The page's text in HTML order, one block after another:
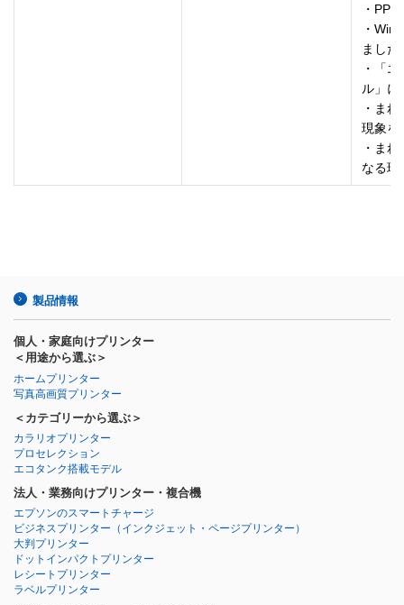
・PP-
・
ました
・「
ル」に
・ま
現象を
・ま
なる現
製品情報
個人・家庭向けプリンター
＜用途から選ぶ＞
ホームプリンター
写真高画質プリンター
＜カテゴリーから選ぶ＞
カラリオプリンター
プロセレクション
エコタンク搭載モデル
法人・業務向けプリンター・複合機
エプソンのスマートチャージ
ビジネスプリンター （インクジェット・ページプリンター）
大判プリンター
ドットインパクトプリンター
レシートプリンター
ラベルプリンター